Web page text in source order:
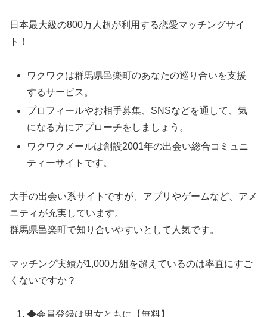
日本最大級の800万人超が利用する恋愛マッチングサイ
ト！
ワクワクは群馬県邑楽町のあなたの巡り合いを支援
するサービス。
プロフィールやお相手募集、SNSなどを通して、気
になる方にアプローチをしましょう。
ワクワクメールは創設2001年の出会い総合コミュニ
ティーサイトです。
大手の出会い系サイトですが、アプリやゲームなど、アメ
ニティが充実しています。
群馬県邑楽町で知り合いやすいとして人気です。
マッチング実績が1,000万組を超えているのは率直にすご
くないですか？
◆会員登録は男女ともに【無料】